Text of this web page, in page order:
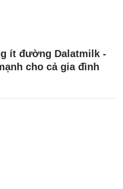
ít đường Dalatmilk -
cho cả gia đình